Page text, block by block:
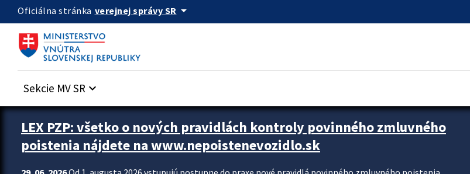
Preskocit na hlavný obsah
Oficiálna stránka verejnej správy SR arrow_drop_down
Sekcie MV SR keyboard_arrow_down
Zastavit automatický posun upútavok
LEX PZP: všetko o nových pravidlách kontroly povinného zmluvného
poistenia nájdete na www.nepoistenevozidlo.sk